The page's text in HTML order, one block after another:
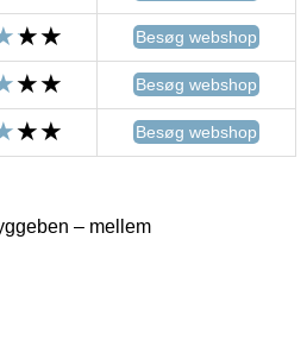
Besøg webshop
Besøg webshop
Besøg webshop
– mellem